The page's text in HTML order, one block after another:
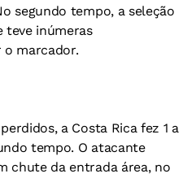
segundo tempo, a seleção
teve inúmeras
marcador.
a Costa Rica fez 1 a
tempo. O atacante
chute da entrada área, no